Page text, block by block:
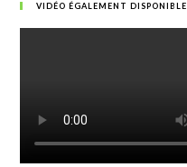
VIDÉO ÉGALEMENT DISPONIBLE